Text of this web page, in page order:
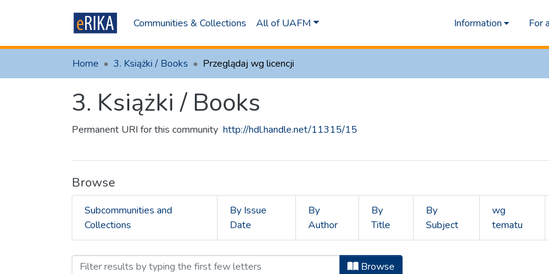
Communities & Collections All of UAFM Information For
Home 3. Książki / Books Przeglądaj wg licencji
3. Książki / Books
Permanent URI for this community http://hdl.handle.net/11315/15
Browse
Subcommunities and
Collections
By Issue
Date
By
Author
By
Title
By
Subject
wg
tematu
Browsing 3. Książki / Books by Licencja "Uznanie autorstwa-
Browse